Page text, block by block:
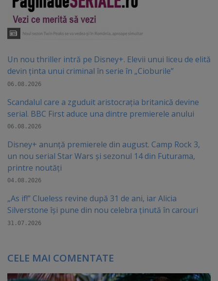
Un nou thriller intră pe Disney+. Elevii unui liceu de elită
devin ținta unui criminal în serie în „Cioburile”
06.08.2026
Scandalul care a zguduit aristocrația britanică devine
serial. BBC First aduce una dintre premierele anului
06.08.2026
Disney+ anunță premierele din august. Camp Rock 3,
un nou serial Star Wars și sezonul 14 din Futurama,
printre noutăți
04.08.2026
„As if!” Clueless revine după 31 de ani, iar Alicia
Silverstone își pune din nou celebra ținută în carouri
31.07.2026
CELE MAI COMENTATE